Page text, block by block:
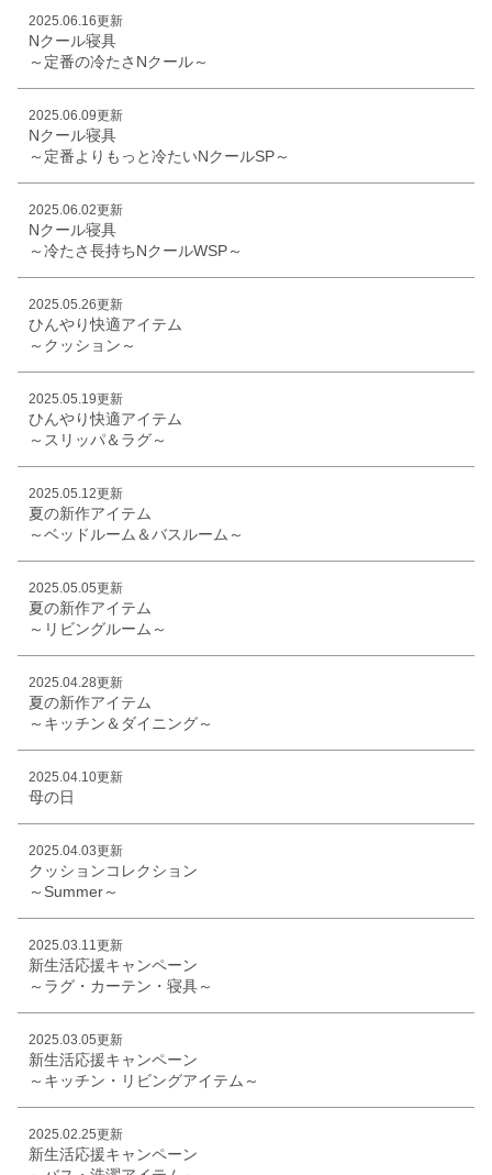
2025.06.16更新
Nクール寝具
～定番の冷たさNクール～
2025.06.09更新
Nクール寝具
～定番よりもっと冷たいNクールSP～
2025.06.02更新
Nクール寝具
～冷たさ長持ちNクールWSP～
2025.05.26更新
ひんやり快適アイテム
～クッション～
2025.05.19更新
ひんやり快適アイテム
～スリッパ＆ラグ～
2025.05.12更新
夏の新作アイテム
～ベッドルーム＆バスルーム～
2025.05.05更新
夏の新作アイテム
～リビングルーム～
2025.04.28更新
夏の新作アイテム
～キッチン＆ダイニング～
2025.04.10更新
母の日
2025.04.03更新
クッションコレクション
～Summer～
2025.03.11更新
新生活応援キャンペーン
～ラグ・カーテン・寝具～
2025.03.05更新
新生活応援キャンペーン
～キッチン・リビングアイテム～
2025.02.25更新
新生活応援キャンペーン